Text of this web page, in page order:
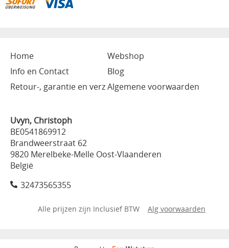
Home
Webshop
Info en Contact
Blog
Retour-, garantie en verzAlgemene voorwaarden
Uvyn, Christoph
BE0541869912
Brandweerstraat 62
9820 Merelbeke-Melle Oost-Vlaanderen
België
32473565355
Alle prijzen zijn Inclusief BTW Alg voorwaarden